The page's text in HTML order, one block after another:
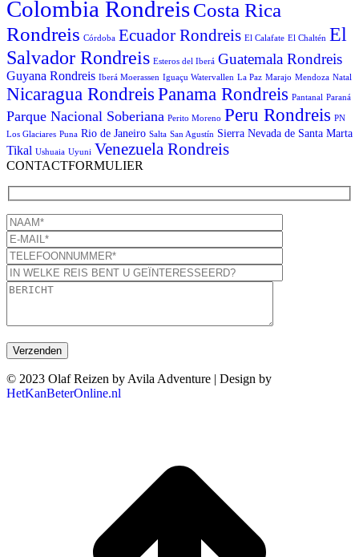
Colombia RondreisCosta Rica
Rondreis Córdoba Ecuador Rondreis El Calafate El Chaltén El
Salvador Rondreis Esteros del Iberá Guatemala Rondreis
Guyana Rondreis Iberá Moerassen Iguaçu Watervallen La Paz Marajo Mendoza Natal
Nicaragua Rondreis Panama Rondreis Pantanal Paraná
Parque Nacional Soberiana Perito Moreno Peru Rondreis PN
Los Glaciares Puna Rio de Janeiro Salta San Agustín Sierra Nevada de Santa Marta
Tikal Ushuaia Uyuni Venezuela Rondreis
CONTACTFORMULIER
© 2023 Olaf Reizen by Avila Adventure | Design by
HetKanBeterOnline.nl